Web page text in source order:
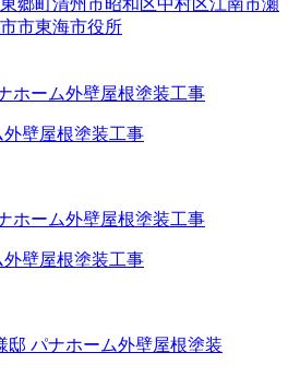
東郷町清州市昭和区中村区江南市瀬
市東海市役所
壁屋根塗装工事
壁屋根塗装工事